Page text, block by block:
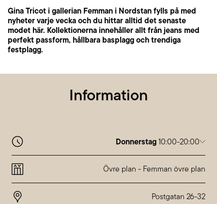
Gina Tricot i gallerian Femman i Nordstan fylls på med
nyheter varje vecka och du hittar alltid det senaste
modet här. Kollektionerna innehåller allt från jeans med
perfekt passform, hållbara basplagg och trendiga
festplagg.
Information
Donnerstag10:00-20:00
Montag
10:00-20:00
10:00-20:00
10:00-20:00
Övre plan - Femman övre plan